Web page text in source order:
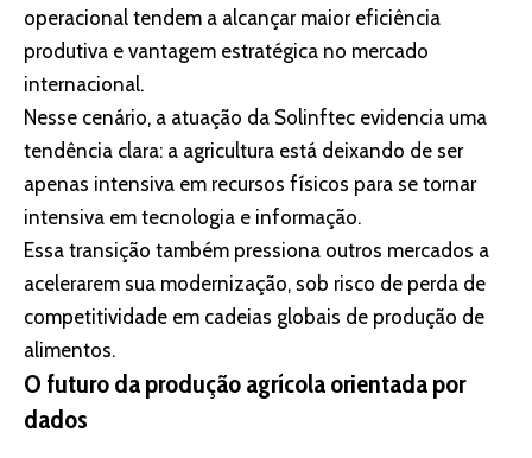
operacional tendem a alcançar maior eficiência
produtiva e vantagem estratégica no mercado
internacional.
Nesse cenário, a atuação da Solinftec evidencia uma
tendência clara: a agricultura está deixando de ser
apenas intensiva em recursos físicos para se tornar
intensiva em tecnologia e informação.
Essa transição também pressiona outros mercados a
acelerarem sua modernização, sob risco de perda de
competitividade em cadeias globais de produção de
alimentos.
O futuro da produção agrícola orientada por
dados